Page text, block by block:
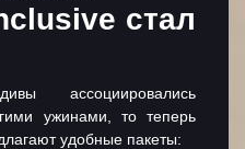
стал
ассоциировались
ужинами, то теперь
удобные пакеты: